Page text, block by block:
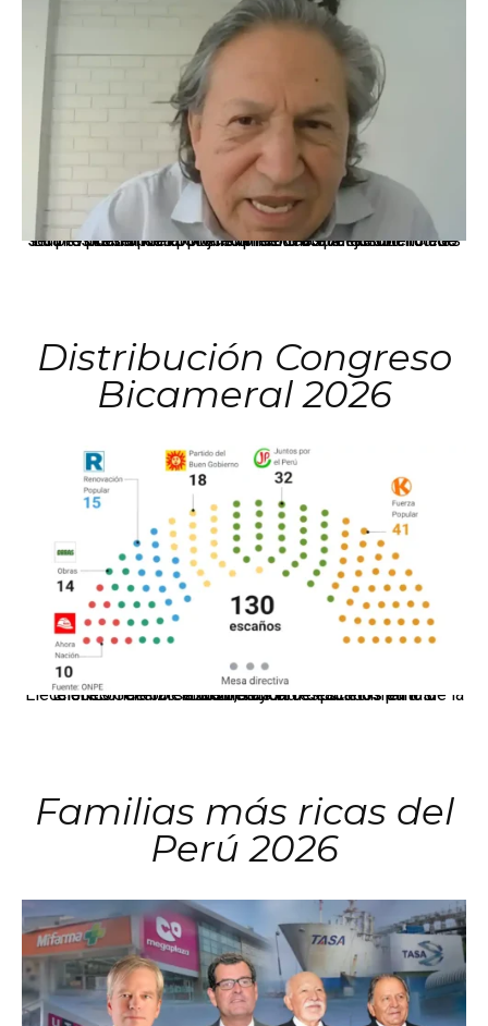
La presidenta Keiko Fujimori informó que la solicitud de indulto presentada por el expresidente Alejandro Toledo será evaluada por la Comisión de Gracias Presidenciales conforme al procedimiento establecido.
Distribución Congreso
Bicameral 2026
El JNE oficializó la distribución de escaños para la elección de 60 senadores y 130 diputados en las Elecciones Generales 2026, tras el restablecimiento de la Bicameralidad.
Familias más ricas del
Perú 2026